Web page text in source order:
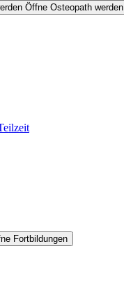
Öffne Osteopath werden
Fortbildungen